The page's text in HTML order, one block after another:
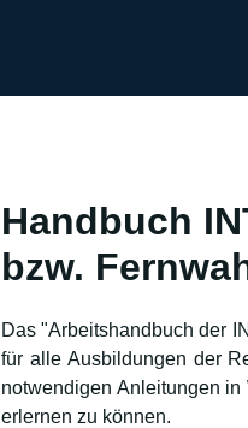
Handbuch
bzw.
Das "Arbeitshandbuch der
für alle Ausbildungen der
notwendigen Anleitungen
erlernen zu können.